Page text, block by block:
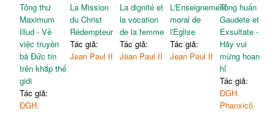
Tông thư
Maximum
Illud - Về
việc truyền
bá Đức tin
trên khắp thế
giới
Tác giả:
ĐGH.
La Mission
du Christ
Rédempteur
Tác giả:
Jean Paul II
La dignité et
la vocation
de la femme
Tác giả:
Jean Paul II
L'Enseignement
moral de
l'Eglise
Tác giả:
Jean Paul II
Tông huấn
Gaudete et
Exsultate -
Hãy vui
mừng hoan
hỉ
Tác giả:
ĐGH.
Phanxicô